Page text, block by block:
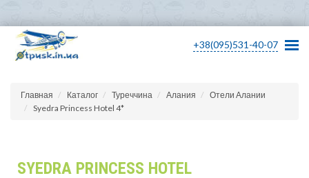
+38(095)531-40-07
Главная Каталог Туреччина Алания
Отели Алании
Syedra Princess Hotel 4*
SYEDRA PRINCESS HOTEL